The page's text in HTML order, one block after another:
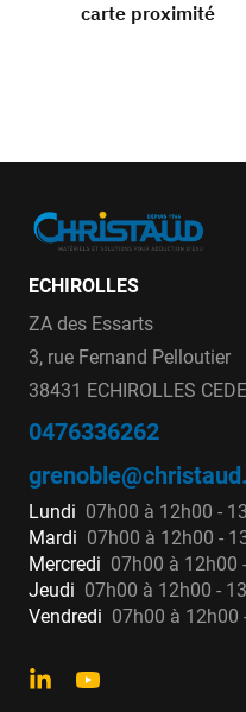
carte proximité
ECHIROLLES
ZA des Essarts
3, rue Fernand Pelloutier
38431 ECHIROLLES
0476336262
Lundi 07h00 à 12h00 -
Mardi 07h00 à 12h00 -
Mercredi 07h00 à 12h00
Jeudi 07h00 à 12h00 -
Vendredi 07h00 à 12h00